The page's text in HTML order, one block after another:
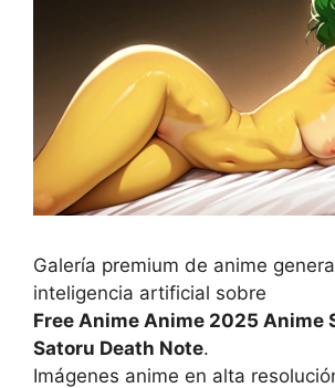
Galería premium de anime
inteligencia artificial sobre
Free Anime Anime 2025 Anime
Satoru Death Note.
Imágenes anime en alta